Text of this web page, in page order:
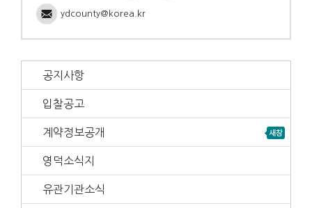
ydcounty@korea.kr
공지사항
입찰공고
계약정보공개
영덕소식지
유관기관소식